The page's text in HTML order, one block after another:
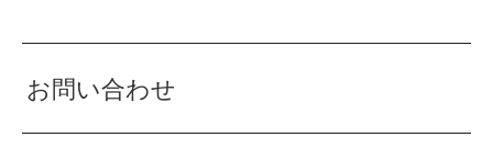
お問い合わせ